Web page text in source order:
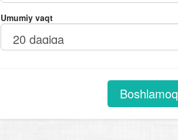
Otlarning tuzilishiga ko‘ra turlari
Sifat darajalari
Sifatlarning otlashishi
Olmoshning tuzilishiga ko‘ra turlari
Umumiy vaqt
Boshlamoq